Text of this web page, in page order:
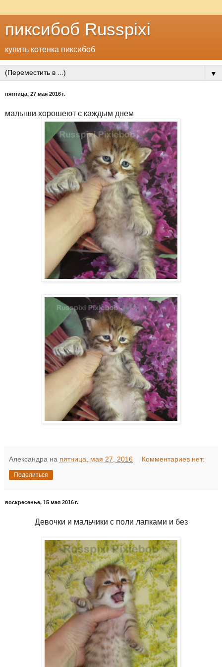
пиксибоб Russpixi
купить котенка пиксибоб
▼
пятница, 27 мая 2016 г.
малыши хорошеют с каждым днем
Александра на пятница, мая 27, 2016 Комментариев нет:
Поделиться
воскресенье, 15 мая 2016 г.
Девочки и мальчики с поли лапками и без